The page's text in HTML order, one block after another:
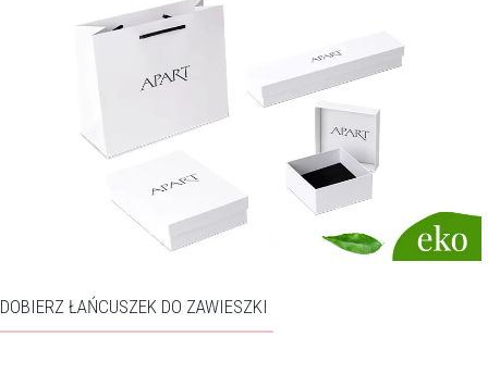
DOBIERZ ŁAŃCUSZEK DO ZAWIESZKI